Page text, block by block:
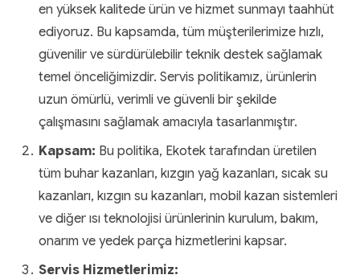
en yüksek kalitede ürün ve hizmet sunmayı taahhüt
ediyoruz. Bu kapsamda, tüm müşterilerimize hızlı,
güvenilir ve sürdürülebilir teknik destek sağlamak
temel önceliğimizdir. Servis politikamız, ürünlerin
uzun ömürlü, verimli ve güvenli bir şekilde
çalışmasını sağlamak amacıyla tasarlanmıştır.
Kapsam: Bu politika, Ekotek tarafından üretilen
tüm buhar kazanları, kızgın yağ kazanları, sıcak su
kazanları, kızgın su kazanları, mobil kazan sistemleri
ve diğer ısı teknolojisi ürünlerinin kurulum, bakım,
onarım ve yedek parça hizmetlerini kapsar.
Servis Hizmetlerimiz: